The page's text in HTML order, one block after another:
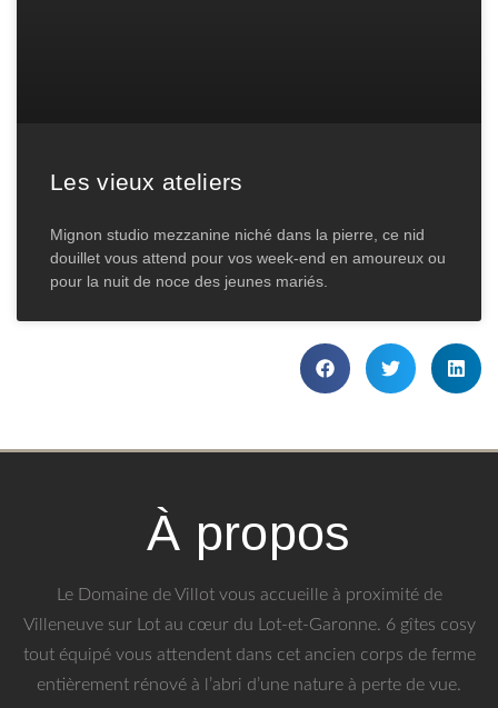
Les vieux ateliers
Mignon studio mezzanine niché dans la pierre, ce nid
douillet vous attend pour vos week-end en amoureux ou
pour la nuit de noce des jeunes mariés.
À propos
Le Domaine de Villot vous accueille à proximité de
Villeneuve sur Lot au cœur du Lot-et-Garonne. 6 gîtes cosy
tout équipé vous attendent dans cet ancien corps de ferme
entièrement rénové à l’abri d’une nature à perte de vue.